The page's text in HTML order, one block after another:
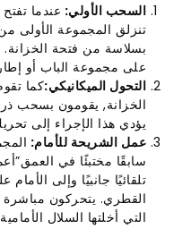
السحب الأولي: عندما
تنزلق المجموعة الأولى
بسلاسة من فتحة الخزانة.
على مجموعة الباب أو
التحول الميكانيكي:كما
الخزانة, يقومون بسحب
يؤدي هذا الإجراء إلى
عمل الشريحة للأمام:
سابقًا مختبئًا في
تلقائيًا جانبيًا وإلى
القطري. يتحركون مباشرة
التي أخلتها السلال